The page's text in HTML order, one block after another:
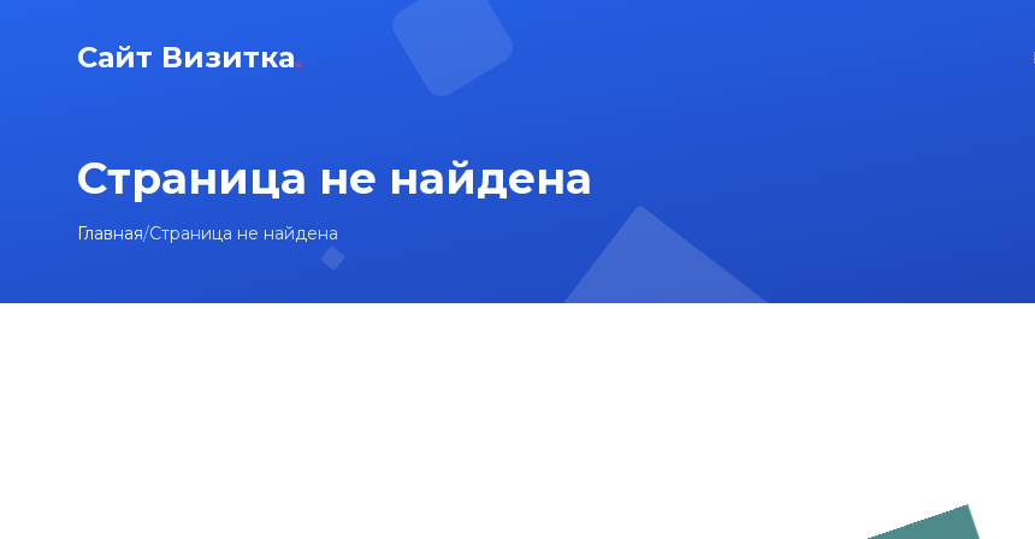
Сайт Визитка
Страница не найдена
Главная/Страница не найдена